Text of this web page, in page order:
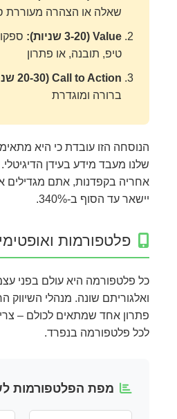
שאלה או הצהרה מעוררת
Value (3-20 שניות):
טיפ, תובנה, או פתרון
Call to Action (20-30 שניות):
ברורה ומוגדרת
הנוסחה הזו עובדת כי היא
שלנו מעבד מידע בעידן
אחריה בקפדנות, אתם מגדילים
יישאר עד הסוף ב-340%.
פלטפורמות
כל פלטפורמה היא עולם בפני
ואלגוריתם שונה. מנהלי השיווק
פתרון אחד שמתאים לכולם –
לכל פלטפורמה בנפרד.
מפת הפלטפורמות לשנת